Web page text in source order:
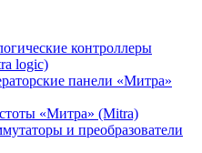
контроллеры
logic)
панели «Митра»
«Митра» (Mitra)
и преобразователи